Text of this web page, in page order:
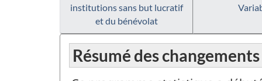
institutions sans but lucratif
et du bénévolat
Résumé des changements